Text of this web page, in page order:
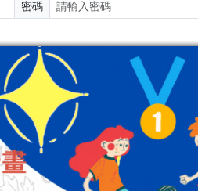
密碼